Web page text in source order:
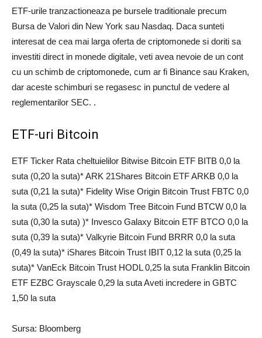
ETF-urile tranzactioneaza pe bursele traditionale precum
Bursa de Valori din New York sau Nasdaq. Daca sunteti
interesat de cea mai larga oferta de criptomonede si doriti sa
investiti direct in monede digitale, veti avea nevoie de un cont
cu un schimb de criptomonede, cum ar fi Binance sau Kraken,
dar aceste schimburi se regasesc in punctul de vedere al
reglementarilor SEC. .
ETF-uri Bitcoin
ETF Ticker Rata cheltuielilor Bitwise Bitcoin ETF BITB 0,0 la
suta (0,20 la suta)* ARK 21Shares Bitcoin ETF ARKB 0,0 la
suta (0,21 la suta)* Fidelity Wise Origin Bitcoin Trust FBTC 0,0
la suta (0,25 la suta)* Wisdom Tree Bitcoin Fund BTCW 0,0 la
suta (0,30 la suta) )* Invesco Galaxy Bitcoin ETF BTCO 0,0 la
suta (0,39 la suta)* Valkyrie Bitcoin Fund BRRR 0,0 la suta
(0,49 la suta)* iShares Bitcoin Trust IBIT 0,12 la suta (0,25 la
suta)* VanEck Bitcoin Trust HODL 0,25 la suta Franklin Bitcoin
ETF EZBC Grayscale 0,29 la suta Aveti incredere in GBTC
1,50 la suta
Sursa: Bloomberg